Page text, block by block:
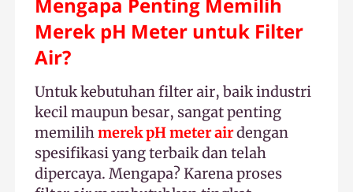
Merek pH Meter untuk Filter
Air?
Untuk kebutuhan filter air, baik industri
kecil maupun besar, sangat penting
memilihmerek pH meter airdengan
spesifikasi yang terbaik dan telah
dipercaya. Mengapa? Karena proses